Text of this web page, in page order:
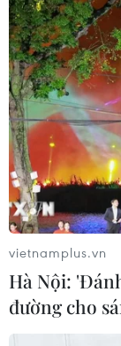
WHO ghi
trị Ebola tại
04/08/2026 22:42
Italy: Hai trận
khu vực gần
04/08/2026 22:41
vietnamplus.vn
Hà Nội:
đường cho